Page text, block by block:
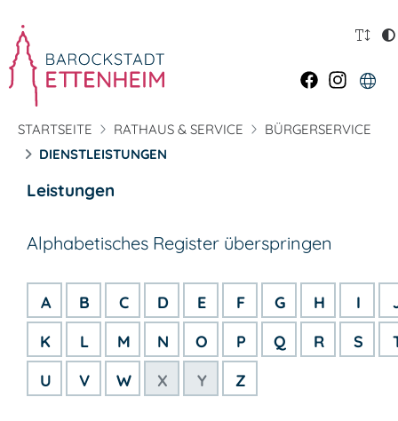
STARTSEITE RATHAUS & SERVICE
BÜRGERSERVICE
DIENSTLEISTUNGEN
Leistungen
Alphabetisches Register überspringen
A B C D E F G H I
K
L M N O P Q R S
U
V W X Y Z